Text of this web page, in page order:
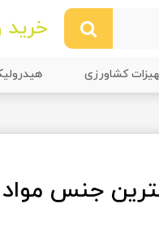
خرید و
کشاورزی
جنس